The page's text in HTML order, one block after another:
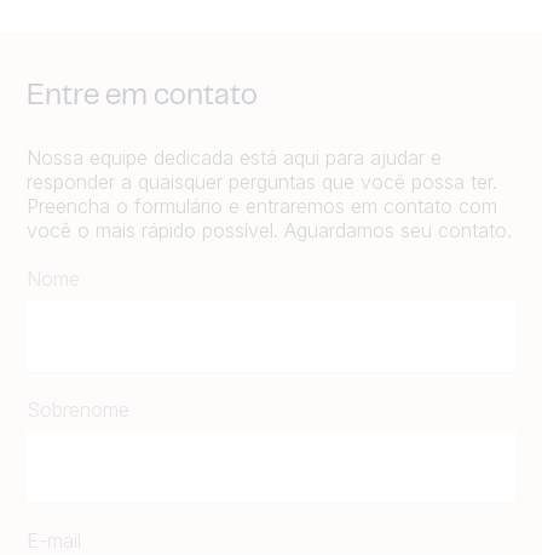
Entre em contato
Nossa equipe dedicada está aqui para ajudar e
responder a quaisquer perguntas que você possa ter.
Preencha o formulário e entraremos em contato com
você o mais rápido possível. Aguardamos seu contato.
Nome
Sobrenome
E-mail